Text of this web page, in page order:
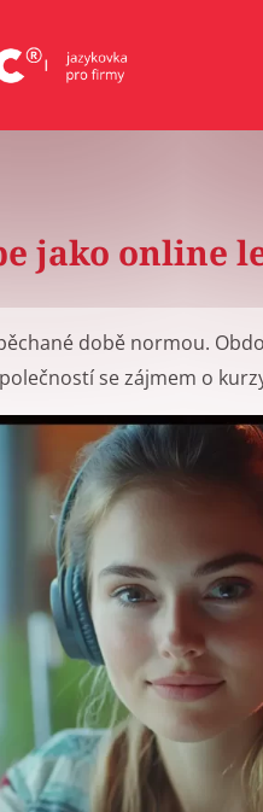
jako online
době normou.
se zájmem o